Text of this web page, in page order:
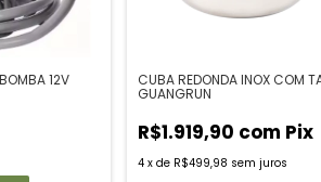
12V CUBA REDONDA INOX COM
GUANGRUN
R$1.919,90 com Pix
4 x de R$499,98 sem juros